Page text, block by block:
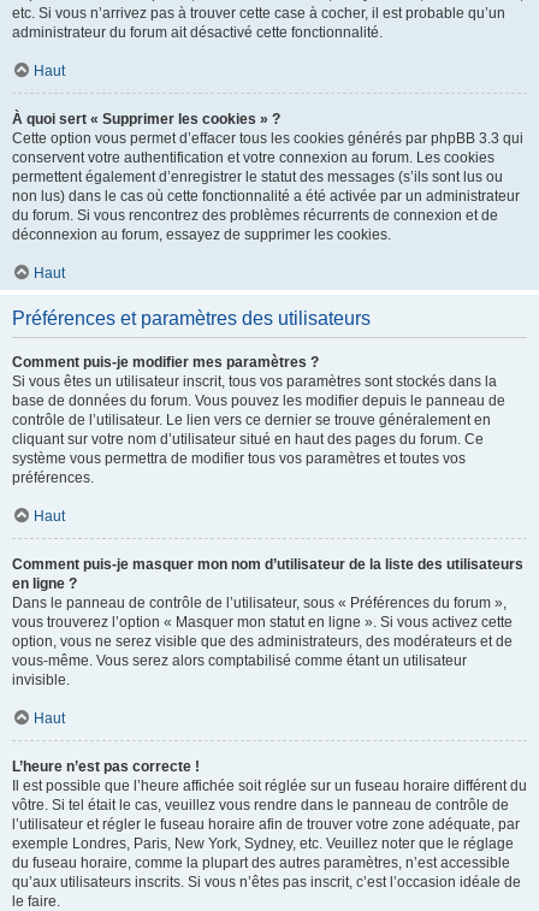
etc. Si vous n’arrivez pas à trouver cette case à cocher, il est probable qu’un
administrateur du forum ait désactivé cette fonctionnalité.
Haut
À quoi sert « Supprimer les cookies » ?
Cette option vous permet d’effacer tous les cookies générés par phpBB 3.3 qui
conservent votre authentification et votre connexion au forum. Les cookies
permettent également d’enregistrer le statut des messages (s’ils sont lus ou
non lus) dans le cas où cette fonctionnalité a été activée par un administrateur
du forum. Si vous rencontrez des problèmes récurrents de connexion et de
déconnexion au forum, essayez de supprimer les cookies.
Haut
Préférences et paramètres des utilisateurs
Comment puis-je modifier mes paramètres ?
Si vous êtes un utilisateur inscrit, tous vos paramètres sont stockés dans la
base de données du forum. Vous pouvez les modifier depuis le panneau de
contrôle de l’utilisateur. Le lien vers ce dernier se trouve généralement en
cliquant sur votre nom d’utilisateur situé en haut des pages du forum. Ce
système vous permettra de modifier tous vos paramètres et toutes vos
préférences.
Haut
Comment puis-je masquer mon nom d’utilisateur de la liste des utilisateurs
en ligne ?
Dans le panneau de contrôle de l’utilisateur, sous « Préférences du forum »,
vous trouverez l’option « Masquer mon statut en ligne ». Si vous activez cette
option, vous ne serez visible que des administrateurs, des modérateurs et de
vous-même. Vous serez alors comptabilisé comme étant un utilisateur
invisible.
Haut
L’heure n’est pas correcte !
Il est possible que l’heure affichée soit réglée sur un fuseau horaire différent du
vôtre. Si tel était le cas, veuillez vous rendre dans le panneau de contrôle de
l’utilisateur et régler le fuseau horaire afin de trouver votre zone adéquate, par
exemple Londres, Paris, New York, Sydney, etc. Veuillez noter que le réglage
du fuseau horaire, comme la plupart des autres paramètres, n’est accessible
qu’aux utilisateurs inscrits. Si vous n’êtes pas inscrit, c’est l’occasion idéale de
le faire.